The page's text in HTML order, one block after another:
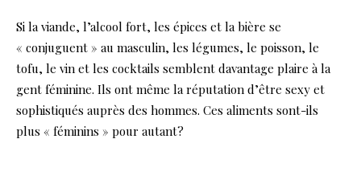
Si la viande, l’alcool fort, les épices et la bière se
« conjuguent » au masculin, les légumes, le poisson, le
tofu, le vin et les cocktails semblent davantage plaire à la
gent féminine. Ils ont même la réputation d’être sexy et
sophistiqués auprès des hommes. Ces aliments sont-ils
plus « féminins » pour autant?